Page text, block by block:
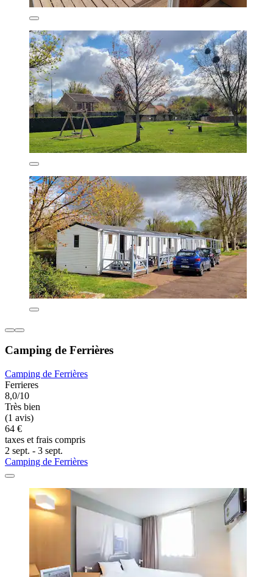
Camping de Ferrières
Camping de Ferrières
Ferrieres
8,0/10
Très bien
(1 avis)
64 €
taxes et frais compris
2 sept. - 3 sept.
Camping de Ferrières